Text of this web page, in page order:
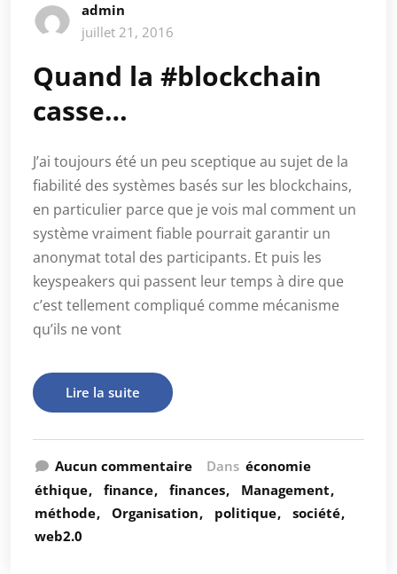
admin
juillet 21, 2016
Quand la #blockchain
casse…
J’ai toujours été un peu sceptique au sujet de la
fiabilité des systèmes basés sur les blockchains,
en particulier parce que je vois mal comment un
système vraiment fiable pourrait garantir un
anonymat total des participants. Et puis les
keyspeakers qui passent leur temps à dire que
c’est tellement compliqué comme mécanisme
qu’ils ne vont
Lire la suite
Aucun commentaire Dans économie
éthique
finance finances
Management
méthode
Organisation politique
société
web2.0